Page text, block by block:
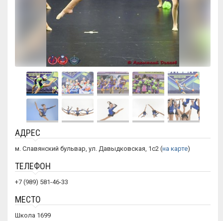
АДРЕС
м. Славянский бульвар, ул. Давыдковская, 1с2 (на карте)
ТЕЛЕФОН
+7 (989) 581-46-33
МЕСТО
Школа 1699